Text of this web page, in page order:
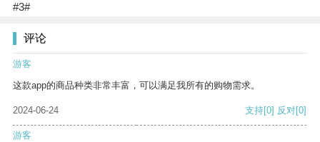
#3#
评论
游客
这款app的商品种类非常丰富，可以满足我所有的购物需求。
2024-06-24 支持[0] 反对[0]
游客